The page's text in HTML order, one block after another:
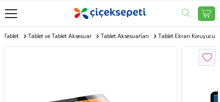
Tablet Tablet ve Tablet Aksesuar Tablet Aksesuarları Tablet Ekran Koruyucu